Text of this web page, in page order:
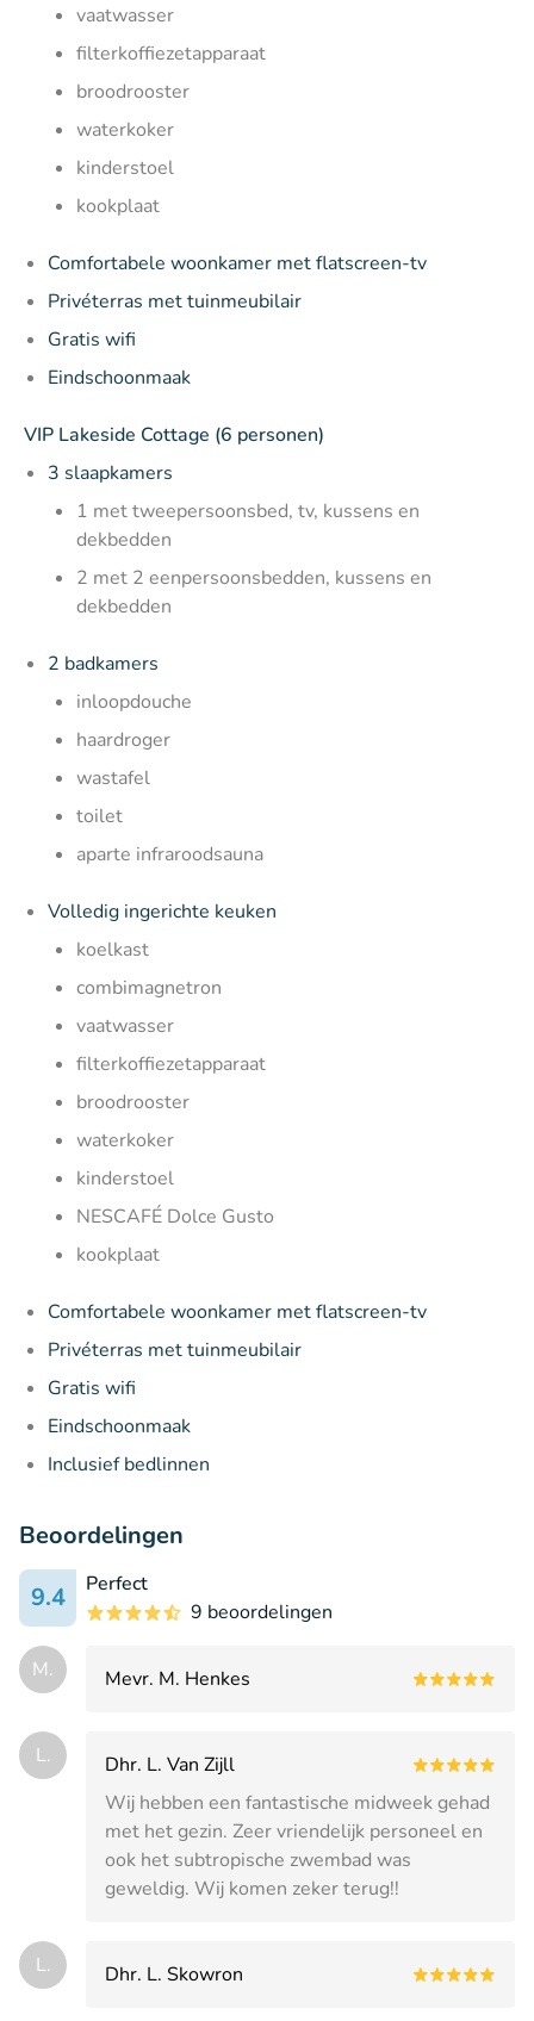
vaatwasser
filterkoffiezetapparaat
broodrooster
waterkoker
kinderstoel
kookplaat
Comfortabele woonkamer met flatscreen-tv
Privéterras met tuinmeubilair
Gratis wifi
Eindschoonmaak
VIP Lakeside Cottage (6 personen)
3 slaapkamers
1 met tweepersoonsbed, tv, kussens en
dekbedden
2 met 2 eenpersoonsbedden, kussens en
dekbedden
2 badkamers
inloopdouche
haardroger
wastafel
toilet
aparte infraroodsauna
Volledig ingerichte keuken
koelkast
combimagnetron
vaatwasser
filterkoffiezetapparaat
broodrooster
waterkoker
kinderstoel
NESCAFÉ Dolce Gusto
kookplaat
Comfortabele woonkamer met flatscreen-tv
Privéterras met tuinmeubilair
Gratis wifi
Eindschoonmaak
Inclusief bedlinnen
Beoordelingen
9.4
Perfect
9 beoordelingen
M. Mevr. M. Henkes
L.
Dhr. L. Van Zijll
Wij hebben een fantastische midweek gehad
met het gezin. Zeer vriendelijk personeel en
ook het subtropische zwembad was
geweldig. Wij komen zeker terug!!
L. Dhr. L. Skowron